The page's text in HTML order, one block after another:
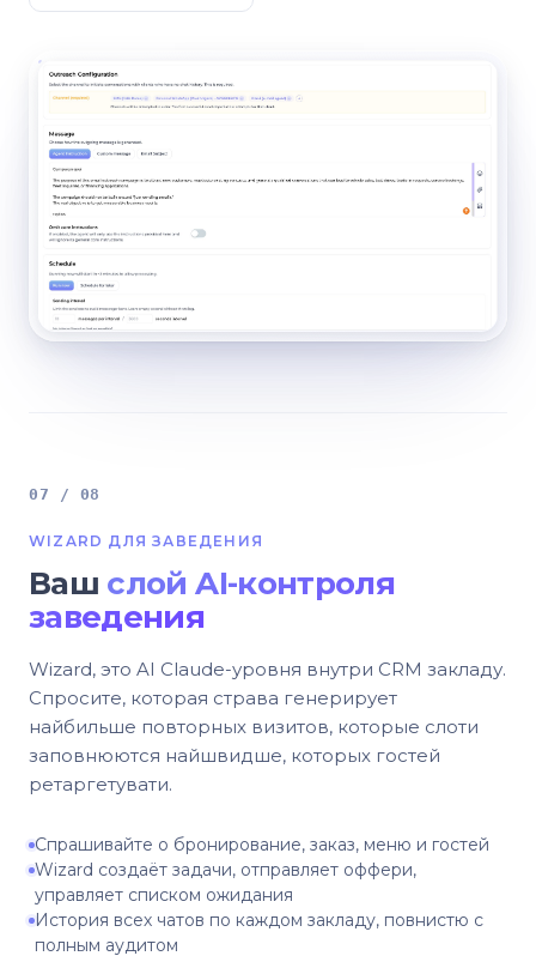
07 / 08
WIZARD ДЛЯ ЗАВЕДЕНИЯ
Ваш слой AI-контроля
заведения
Wizard, это AI Claude-уровня внутри CRM закладу.
Спросите, которая страва генерирует
найбильше повторных визитов, которые слоти
заповнюются найшвидше, которых гостей
ретаргетувати.
Спрашивайте о бронирование, заказ, меню и гостей
Wizard создаёт задачи, отправляет оффери,
управляет списком ожидания
История всех чатов по каждом закладу, повнистю с
полным аудитом